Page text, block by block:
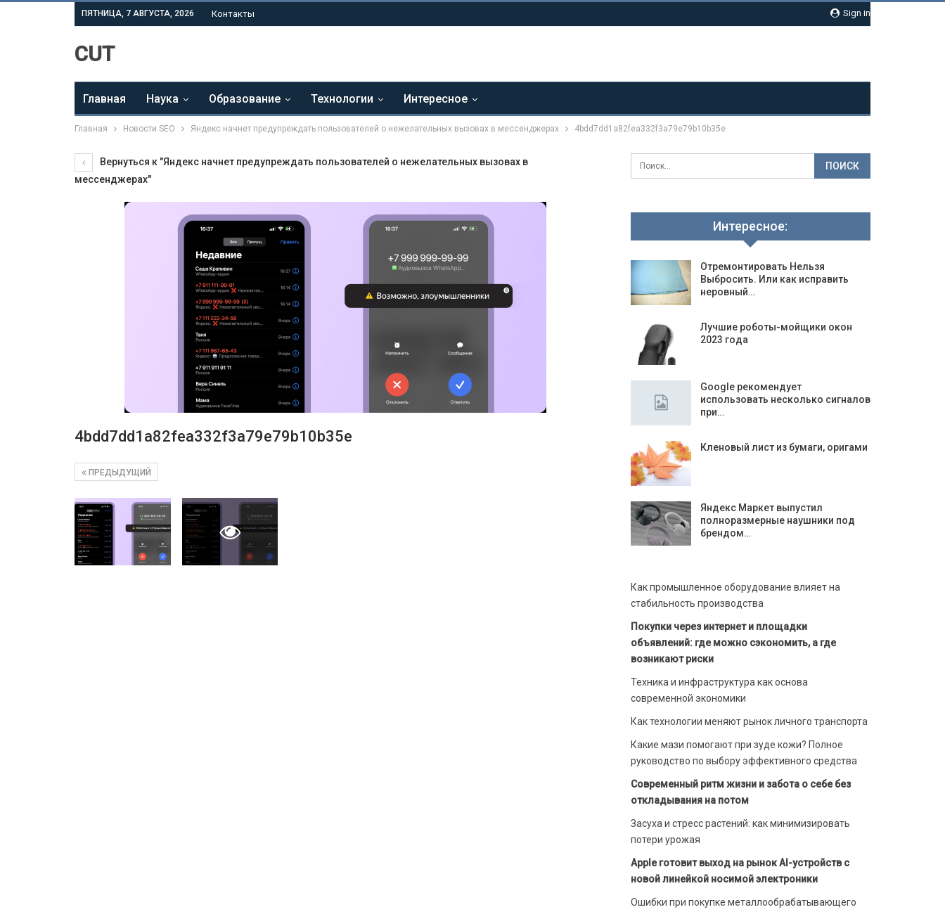
Sign in
ПЯТНИЦА, 7 АВГУСТА, 2026 Контакты
CUT
Главная Наука Образование Технологии Интересное
Главная Новости SEO Яндекс начнет предупреждать пользователей о нежелательных вызовах в мессенджерах 4bdd7dd1a82fea332f3a79e79b10b35e
Вернуться к "Яндекс начнет предупреждать пользователей о нежелательных вызовах в
мессенджерах"
4bdd7dd1a82fea332f3a79e79b10b35e
ПРЕДЫДУЩИЙ
Интересное:
Отремонтировать Нельзя
Выбросить. Или как исправить
неровный…
Лучшие роботы-мойщики окон
2023 года
Google рекомендует
использовать несколько сигналов
при…
Кленовый лист из бумаги, оригами
Яндекс Маркет выпустил
полноразмерные наушники под
брендом…
Как промышленное оборудование влияет на
стабильность производства
Покупки через интернет и площадки
объявлений: где можно сэкономить, а где
возникают риски
Техника и инфраструктура как основа
современной экономики
Как технологии меняют рынок личного транспорта
Какие мази помогают при зуде кожи? Полное
руководство по выбору эффективного средства
Современный ритм жизни и забота о себе без
откладывания на потом
Засуха и стресс растений: как минимизировать
потери урожая
Apple готовит выход на рынок AI-устройств с
новой линейкой носимой электроники
Ошибки при покупке металлообрабатывающего